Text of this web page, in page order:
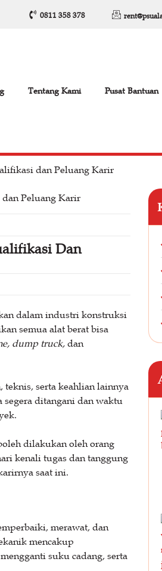
0811 358 378
Tentang Kami Pusat Bantuan
dan Peluang Karir
Dan
dalam industri konstruksi
semua alat berat bisa
dump truck, dan
serta keahlian lainnya
ditangani dan waktu
dilakukan oleh orang
kenali tugas dan tanggung
saat ini.
merawat, dan
mencakup
suku cadang, serta